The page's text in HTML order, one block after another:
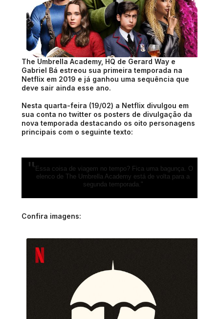
The Umbrella Academy, HQ de Gerard Way e
Gabriel Bá estreou sua primeira temporada na
Netflix em 2019 e já ganhou uma sequência que
deve sair ainda esse ano.
Nesta quarta-feira (19/02) a Netflix divulgou em
sua conta no twitter os posters de divulgação da
nova temporada destacando os oito personagens
principais com o seguinte texto:
"Essa coisa de viagem no tempo? Fica uma bagunça. O
elenco de The Umbrella Academy está de volta para a
segunda temporada."
Confira imagens: